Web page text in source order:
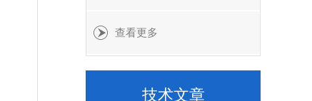
查看更多
技术文章